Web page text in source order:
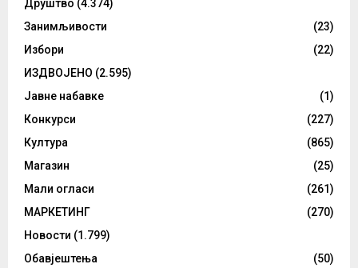
Друштво (4.374)
Занимљивости
(23)
Избори
(22)
ИЗДВОЈЕНО (2.595)
Јавне набавке
(1)
Конкурси
(227)
Култура
(865)
Магазин
(25)
Мали огласи
(261)
МАРКЕТИНГ
(270)
Новости (1.799)
Обавјештења
(50)